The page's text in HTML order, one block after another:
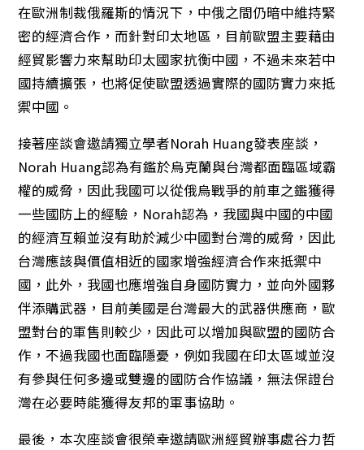
在歐洲制裁俄羅斯的情況下，中俄之間仍暗中維持緊
密的經濟合作，而針對印太地區，目前歐盟主要藉由
經貿影響力來幫助印太國家抗衡中國，不過未來若中
國持續擴張，也將促使歐盟透過實際的國防實力來抵
禦中國。
接著座談會邀請獨立學者Norah Huang發表座談，
Norah Huang認為有鑑於烏克蘭與台灣都面臨區域霸
權的威脅，因此我國可以從俄烏戰爭的前車之鑑獲得
一些國防上的經驗，Norah認為，我國與中國的中國
的經濟互賴並沒有助於減少中國對台灣的威脅，因此
台灣應該與價值相近的國家增強經濟合作來抵禦中
國，此外，我國也應增強自身國防實力，並向外國夥
伴添購武器，目前美國是台灣最大的武器供應商，歐
盟對台的軍售則較少，因此可以增加與歐盟的國防合
作，不過我國也面臨隱憂，例如我國在印太區域並沒
有參與任何多邊或雙邊的國防合作協議，無法保證台
灣在必要時能獲得友邦的軍事協助。
最後，本次座談會很榮幸邀請歐洲經貿辦事處谷力哲